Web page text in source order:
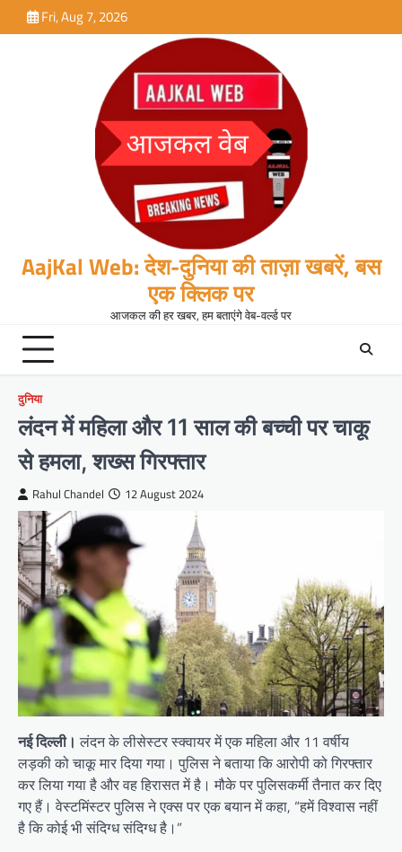
to
Fri, Aug 7, 2026
AajKal Web: देश-दुनिया की ताज़ा खबरें, बस
एक क्लिक पर
आजकल की हर खबर, हम बताएंगे वेब-वर्ल्ड पर
दुनिया
लंदन में महिला और 11 साल की बच्ची पर चाकू
से हमला, शख्स गिरफ्तार
Rahul Chandel 12 August 2024
नई दिल्ली। लंदन के लीसेस्टर स्क्वायर में एक महिला और 11 वर्षीय
लड़की को चाकू मार दिया गया। पुलिस ने बताया कि आरोपी को गिरफ्तार
कर लिया गया है और वह हिरासत में है। मौके पर पुलिसकर्मी तैनात कर दिए
गए हैं। वेस्टमिंस्टर पुलिस ने एक्स पर एक बयान में कहा, “हमें विश्वास नहीं
है कि कोई भी संदिग्ध संदिग्ध है।”